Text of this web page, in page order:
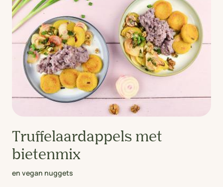
Truffelaardappels met
bietenmix
en vegan nuggets